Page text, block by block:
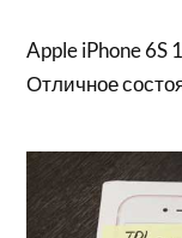
Apple iPhone 6S
Отличное